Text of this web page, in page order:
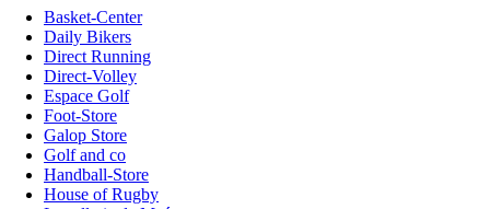
Basket-Center
Daily Bikers
Direct Running
Direct-Volley
Espace Golf
Foot-Store
Galop Store
Golf and co
Handball-Store
House of Rugby